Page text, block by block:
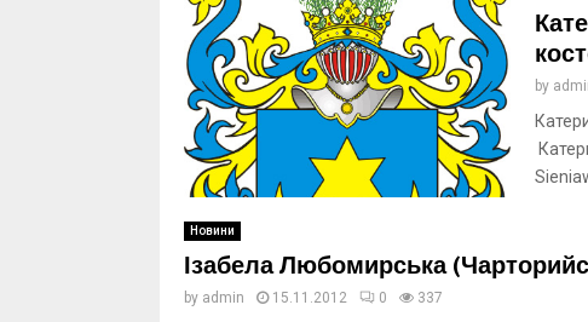
by
Новини
Ізабела Любомирська
by admin 15.11.2012 0 337